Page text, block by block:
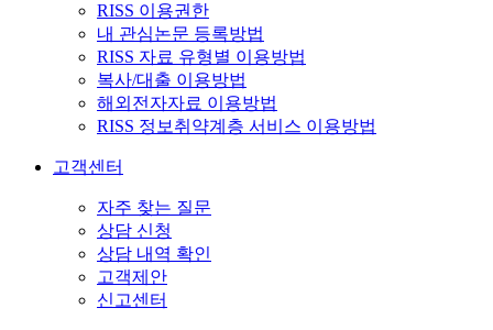
RISS 이용권한
내 관심논문 등록방법
RISS 자료 유형별 이용방법
복사/대출 이용방법
해외전자자료 이용방법
RISS 정보취약계층 서비스 이용방법
고객센터
자주 찾는 질문
상담 신청
상담 내역 확인
고객제안
신고센터